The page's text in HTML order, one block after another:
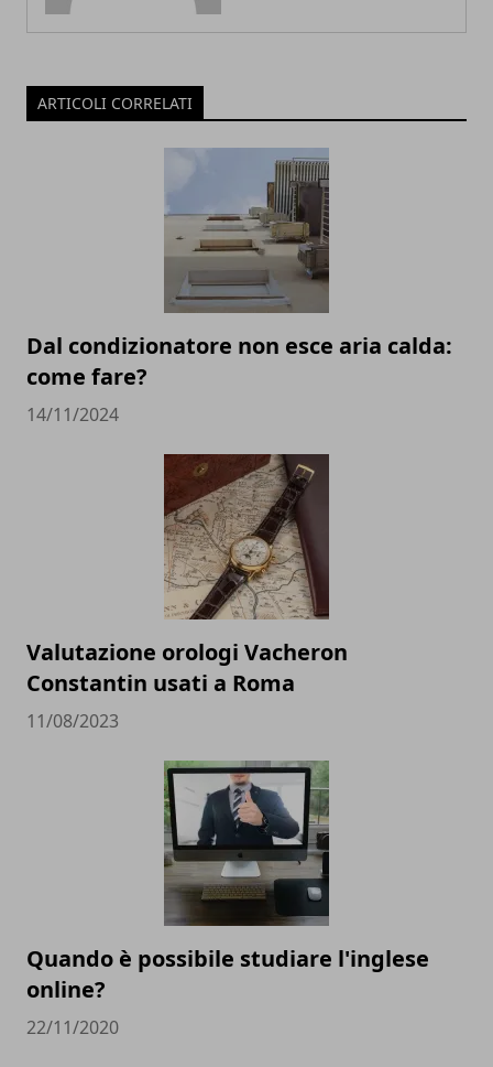
ARTICOLI CORRELATI
Dal condizionatore non esce aria calda:
come fare?
14/11/2024
Valutazione orologi Vacheron
Constantin usati a Roma
11/08/2023
Quando è possibile studiare l'inglese
online?
22/11/2020